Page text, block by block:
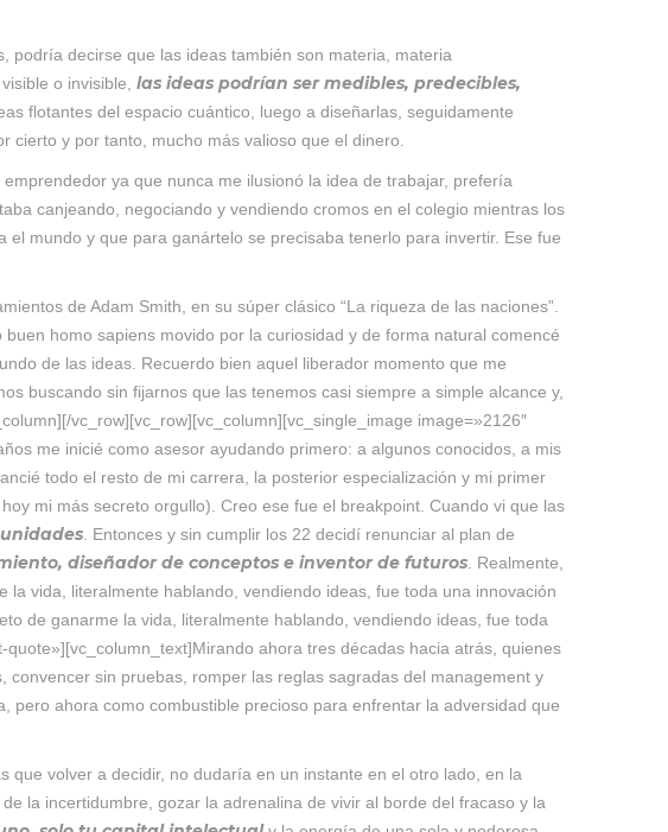
podría decirse que las ideas también son materia, materia
o invisible, las ideas podrían ser medibles, predecibles,
flotantes del espacio cuántico, luego a diseñarlas, seguidamente
y por tanto, mucho más valioso que el dinero.
ya que nunca me ilusionó la idea de trabajar, prefería
canjeando, negociando y vendiendo cromos en el colegio mientras los
mundo y que para ganártelo se precisaba tenerlo para invertir. Ese fue
de Adam Smith, en su súper clásico “La riqueza de las naciones”.
homo sapiens movido por la curiosidad y de forma natural comencé
de las ideas. Recuerdo bien aquel liberador momento que me
buscando sin fijarnos que las tenemos casi siempre a simple alcance y,
vc_row][vc_row][vc_column][vc_single_image image=»2126″
me inicié como asesor ayudando primero: a algunos conocidos, a mis
todo el resto de mi carrera, la posterior especialización y mi primer
mi más secreto orgullo). Creo ese fue el breakpoint. Cuando vi que las
. Entonces y sin cumplir los 22 decidí renunciar al plan de
diseñador de conceptos e inventor de futuros . Realmente,
vida, literalmente hablando, vendiendo ideas, fue toda una innovación
de ganarme la vida, literalmente hablando, vendiendo ideas, fue toda
ahora tres décadas hacia atrás, quienes
sin pruebas, romper las reglas sagradas del management y
ahora como combustible precioso para enfrentar la adversidad que
que volver a decidir, no dudaría en un instante en el otro lado, en la
la incertidumbre, gozar la adrenalina de vivir al borde del fracaso y la